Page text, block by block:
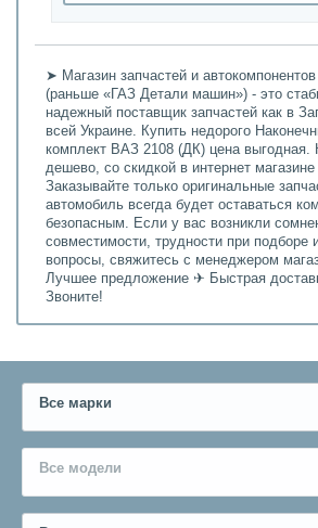
➤ Магазин запчастей и
(раньше «ГАЗ Детали машин») - это
надежный поставщик запчастей как в
всей Украине. Купить недорого
комплект ВАЗ 2108 (ДК) цена выгодная.
дешево, со скидкой в интернет
Заказывайте только оригинальные
автомобиль всегда будет оставаться
безопасным. Если у вас возникли
совместимости, трудности при подборе
вопросы, свяжитесь с менеджером
Лучшее предложение ✈ Быстрая
Звоните!
Все марки
Все модели